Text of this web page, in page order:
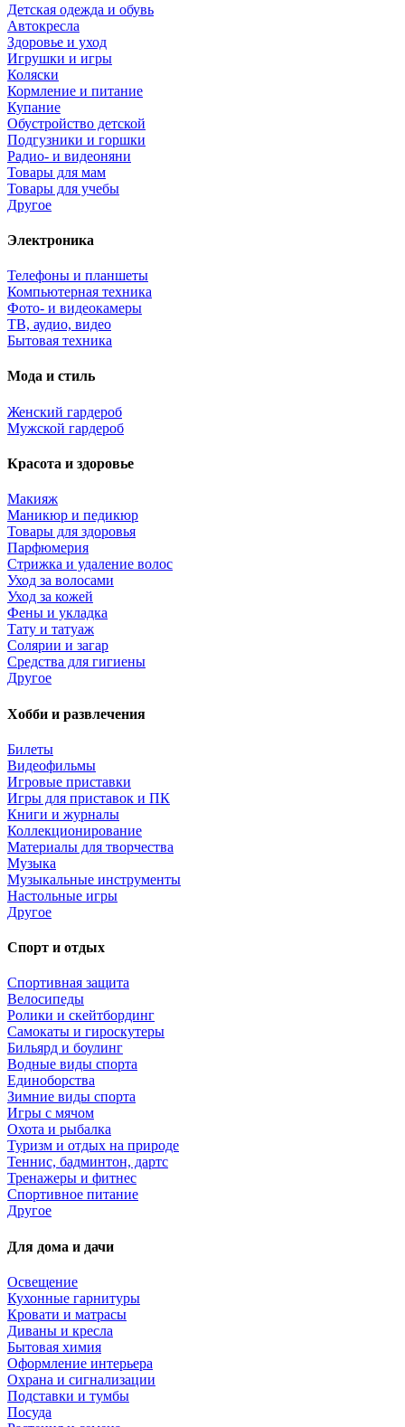
Детская одежда и обувь
Автокресла
Здоровье и уход
Игрушки и игры
Коляски
Кормление и питание
Купание
Обустройство детской
Подгузники и горшки
Радио- и видеоняни
Товары для мам
Товары для учебы
Другое
Электроника
Телефоны и планшеты
Компьютерная техника
Фото- и видеокамеры
ТВ, аудио, видео
Бытовая техника
Мода и стиль
Женский гардероб
Мужской гардероб
Красота и здоровье
Макияж
Маникюр и педикюр
Товары для здоровья
Парфюмерия
Стрижка и удаление волос
Уход за волосами
Уход за кожей
Фены и укладка
Тату и татуаж
Солярии и загар
Средства для гигиены
Другое
Хобби и развлечения
Билеты
Видеофильмы
Игровые приставки
Игры для приставок и ПК
Книги и журналы
Коллекционирование
Материалы для творчества
Музыка
Музыкальные инструменты
Настольные игры
Другое
Спорт и отдых
Спортивная защита
Велосипеды
Ролики и скейтбординг
Самокаты и гироскутеры
Бильярд и боулинг
Водные виды спорта
Единоборства
Зимние виды спорта
Игры с мячом
Охота и рыбалка
Туризм и отдых на природе
Теннис, бадминтон, дартс
Тренажеры и фитнес
Спортивное питание
Другое
Для дома и дачи
Освещение
Кухонные гарнитуры
Кровати и матрасы
Диваны и кресла
Бытовая химия
Оформление интерьера
Охрана и сигнализации
Подставки и тумбы
Посуда